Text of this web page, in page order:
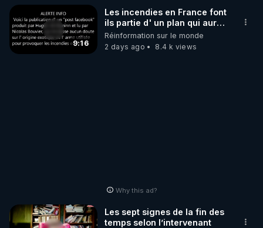
https://t.me/Salim_Laibi_LLP
👉 AMÉLIE PAUL
https://www.youtube.com/@AmeliePaulVerite
• Youtube :
https://www.youtube.com/@ChaineEntoutefranchis
9:16
Les incendies en France font
ils partie d' un plan qui aurait
débuté le 11 septembre 2001
?
Réinformation sur le monde
2 days ago
8.4 k views
Why this ad?
Les sept signes de la fin des
temps selon l’intervenant